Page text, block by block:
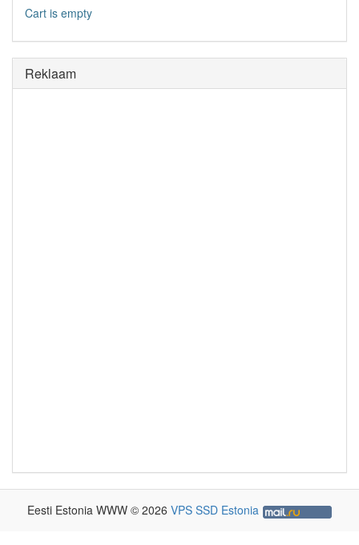
Cart is empty
Reklaam
Eesti Estonia WWW © 2026 VPS SSD Estonia